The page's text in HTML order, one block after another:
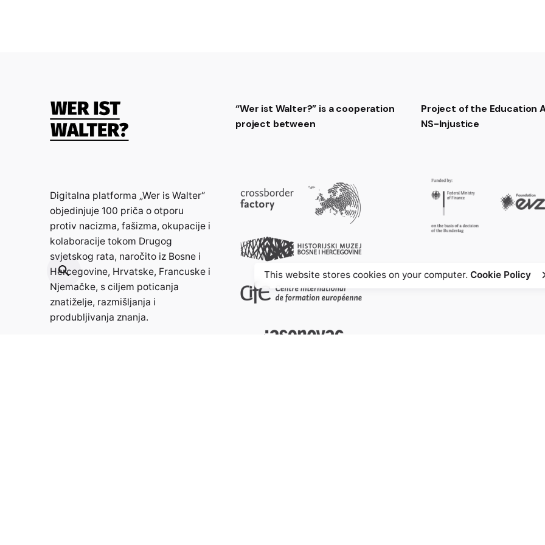
Digitalna platforma „Wer is Walter“
objedinjuje 100 priča o otporu
protiv nacizma, fašizma, okupacije i
kolaboracije tokom Drugog
svjetskog rata, naročito iz Bosne i
Hercegovine, Hrvatske, Francuske i
Njemačke, s ciljem poticanja
znatiželje, razmišljanja i
produbljivanja znanja.
“Wer ist Walter?” is a cooperation
project between
Project of the Education
NS-Injustice
This website stores cookies on your computer.Cookie Policy